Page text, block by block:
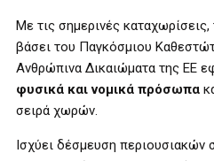
Με τις σημερινές καταχωρίσεις,
βάσει του Παγκόσμιου
Ανθρώπινα Δικαιώματα της ΕΕ
φυσικά και νομικά πρόσωπα
σειρά χωρών.
Ισχύει δέσμευση περιουσιακών